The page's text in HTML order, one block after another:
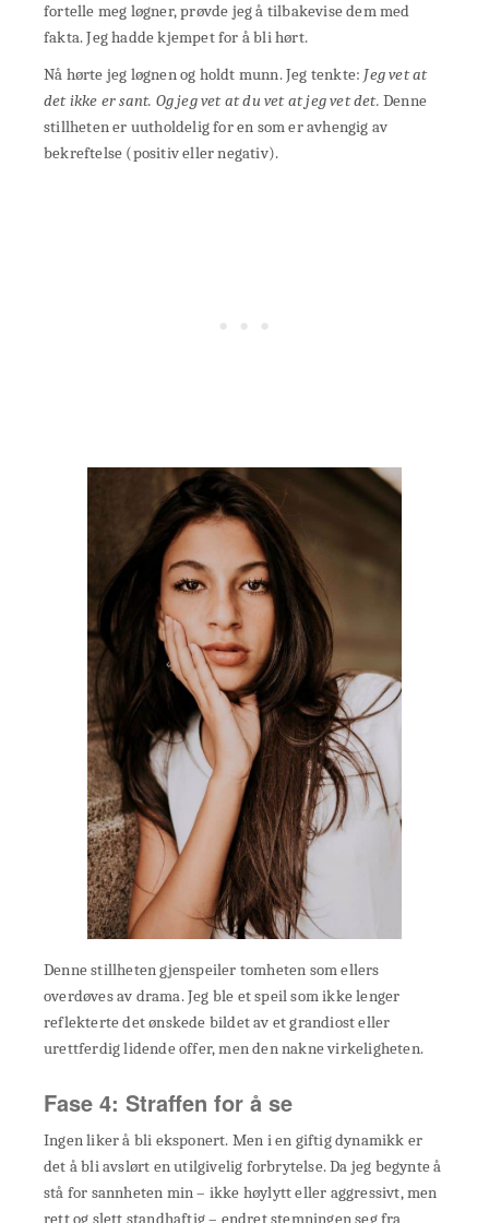
fortelle meg løgner, prøvde jeg å tilbakevise dem med
fakta. Jeg hadde kjempet for å bli hørt.
Nå hørte jeg løgnen og holdt munn. Jeg tenkte: Jeg vet at
det ikke er sant. Og jeg vet at du vet at jeg vet det. Denne
stillheten er uutholdelig for en som er avhengig av
bekreftelse (positiv eller negativ).
Denne stillheten gjenspeiler tomheten som ellers
overdøves av drama. Jeg ble et speil som ikke lenger
reflekterte det ønskede bildet av et grandiost eller
urettferdig lidende offer, men den nakne virkeligheten.
Fase 4: Straffen for å se
Ingen liker å bli eksponert. Men i en giftig dynamikk er
det å bli avslørt en utilgivelig forbrytelse. Da jeg begynte å
stå for sannheten min – ikke høylytt eller aggressivt, men
rett og slett standhaftig – endret stemningen seg fra